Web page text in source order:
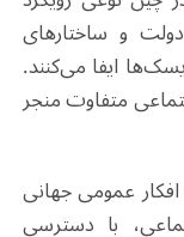
و ساختارهای
ایفا می‌کنند.
متفاوت منجر
عمومی جهانی
با دسترسی